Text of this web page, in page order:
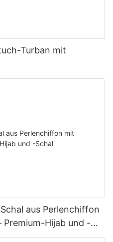
Turban mit
aus Perlenchiffon
Hijab und -